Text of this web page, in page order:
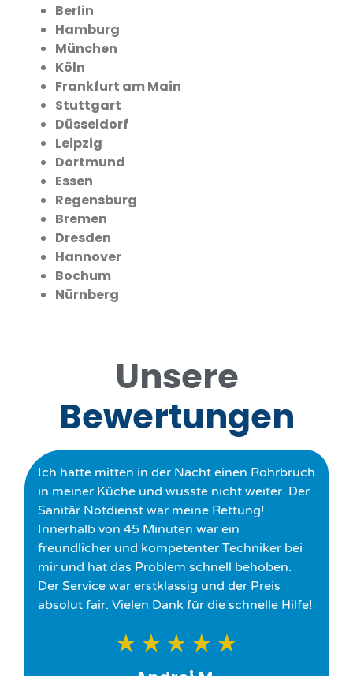
Berlin
Hamburg
München
Köln
Frankfurt am Main
Stuttgart
Düsseldorf
Leipzig
Dortmund
Essen
Regensburg
Bremen
Dresden
Hannover
Bochum
Nürnberg
Unsere
Bewertungen
Ich hatte mitten in der Nacht einen Rohrbruch
in meiner Küche und wusste nicht weiter. Der
Sanitär Notdienst war meine Rettung!
Innerhalb von 45 Minuten war ein
freundlicher und kompetenter Techniker bei
mir und hat das Problem schnell behoben.
Der Service war erstklassig und der Preis
absolut fair. Vielen Dank für die schnelle Hilfe!
★ ★ ★ ★ ★